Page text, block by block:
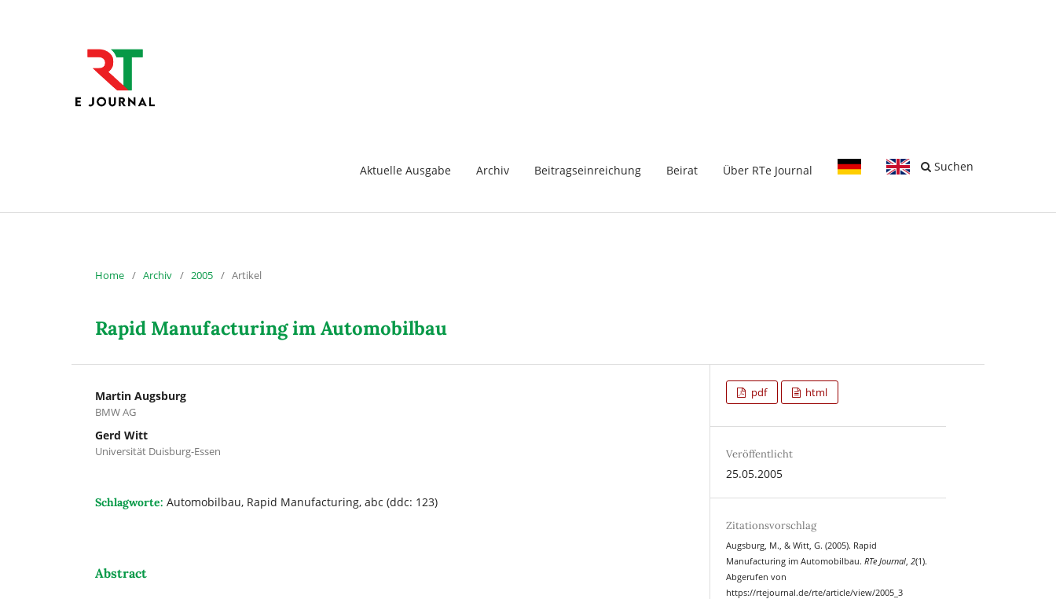
Aktuelle Ausgabe Archiv Beitragseinreichung Beirat Über RTe Journal Suchen
Home / Archiv / 2005 / Artikel
Rapid Manufacturing im Automobilbau
Martin Augsburg
BMW AG
Gerd Witt
Universität Duisburg-Essen
Schlagworte:Automobilbau, Rapid Manufacturing, abc (ddc: 123)
Abstract
pdf html
Veröffentlicht
25.05.2005
Zitationsvorschlag
Augsburg, M., & Witt, G. (2005). Rapid
Manufacturing im Automobilbau.RTe Journal ,2(1).
Abgerufen von
https://rtejournal.de/rte/article/view/2005_3